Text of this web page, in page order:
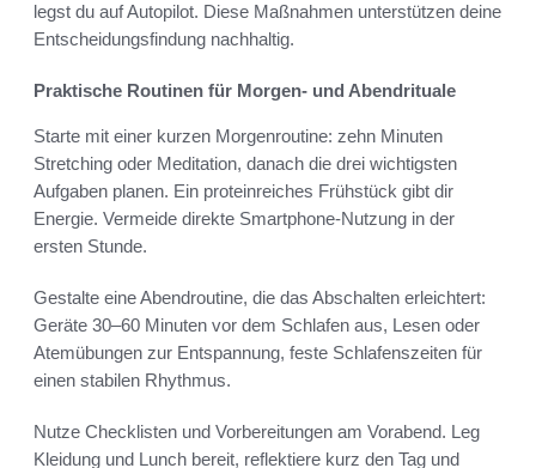
legst du auf Autopilot. Diese Maßnahmen unterstützen deine
Entscheidungsfindung nachhaltig.
Praktische Routinen für Morgen- und Abendrituale
Starte mit einer kurzen Morgenroutine: zehn Minuten
Stretching oder Meditation, danach die drei wichtigsten
Aufgaben planen. Ein proteinreiches Frühstück gibt dir
Energie. Vermeide direkte Smartphone-Nutzung in der
ersten Stunde.
Gestalte eine Abendroutine, die das Abschalten erleichtert:
Geräte 30–60 Minuten vor dem Schlafen aus, Lesen oder
Atemübungen zur Entspannung, feste Schlafenszeiten für
einen stabilen Rhythmus.
Nutze Checklisten und Vorbereitungen am Vorabend. Leg
Kleidung und Lunch bereit, reflektiere kurz den Tag und